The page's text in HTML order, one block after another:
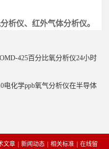
析仪、红外气体分析仪。
425百分比氧分析仪24小时
电化学ppb氧气分析仪在半导体
文章 | 新闻动态 | 相关标准 | 在线留